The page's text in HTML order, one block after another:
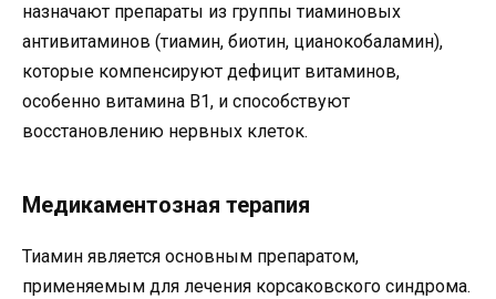
назначают препараты из группы тиаминовых
антивитаминов (тиамин, биотин, цианокобаламин),
которые компенсируют дефицит витаминов,
особенно витамина В1, и способствуют
восстановлению нервных клеток.
Медикаментозная терапия
Тиамин является основным препаратом,
применяемым для лечения корсаковского синдрома.